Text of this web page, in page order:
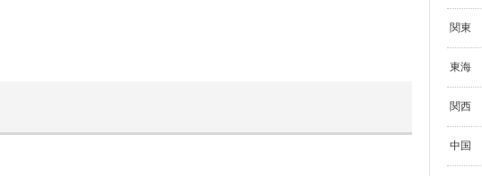
関東
東海
関西
中国